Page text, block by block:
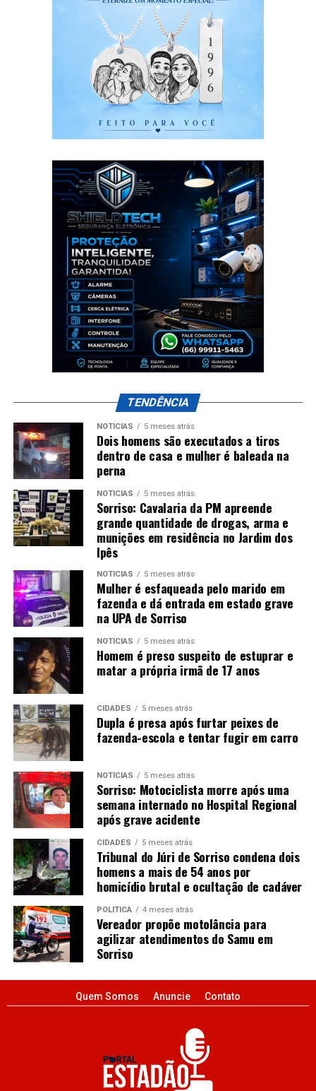
TENDÊNCIA
NOTÍCIAS 5 meses atrás
Dois homens são executados a tiros
dentro de casa e mulher é baleada na
perna
NOTÍCIAS 5 meses atrás
Sorriso: Cavalaria da PM apreende
grande quantidade de drogas, arma e
munições em residência no Jardim dos
Ipês
NOTÍCIAS 5 meses atrás
Mulher é esfaqueada pelo marido em
fazenda e dá entrada em estado grave
na UPA de Sorriso
NOTÍCIAS 5 meses atrás
Homem é preso suspeito de estuprar e
matar a própria irmã de 17 anos
CIDADES 5 meses atrás
Dupla é presa após furtar peixes de
fazenda-escola e tentar fugir em carro
NOTÍCIAS 5 meses atrás
Sorriso: Motociclista morre após uma
semana internado no Hospital Regional
após grave acidente
CIDADES 5 meses atrás
Tribunal do Júri de Sorriso condena dois
homens a mais de 54 anos por
homicídio brutal e ocultação de cadáver
POLÍTICA 4 meses atrás
Vereador propõe motolância para
agilizar atendimentos do Samu em
Sorriso
Quem Somos Anuncie Contato